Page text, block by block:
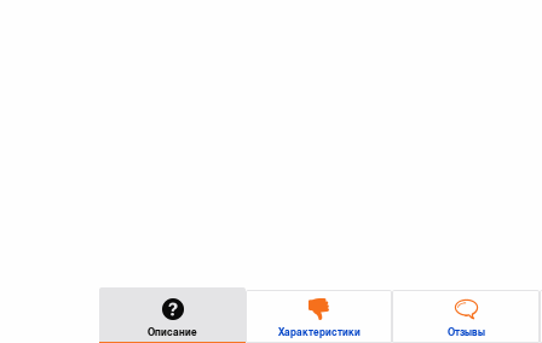
Описание Характеристики Отзывы